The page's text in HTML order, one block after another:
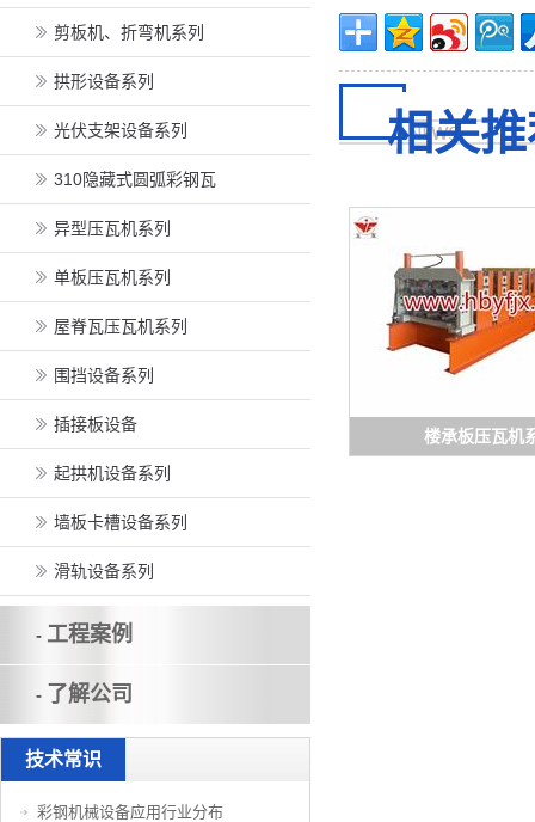
相关
楼承板压瓦机
剪板机、折弯机系列
拱形设备系列
光伏支架设备系列
310隐藏式圆弧彩钢瓦
异型压瓦机系列
单板压瓦机系列
屋脊瓦压瓦机系列
围挡设备系列
插接板设备
起拱机设备系列
墙板卡槽设备系列
滑轨设备系列
- 工程案例
- 了解公司
技术常识
彩钢机械设备应用行业分布